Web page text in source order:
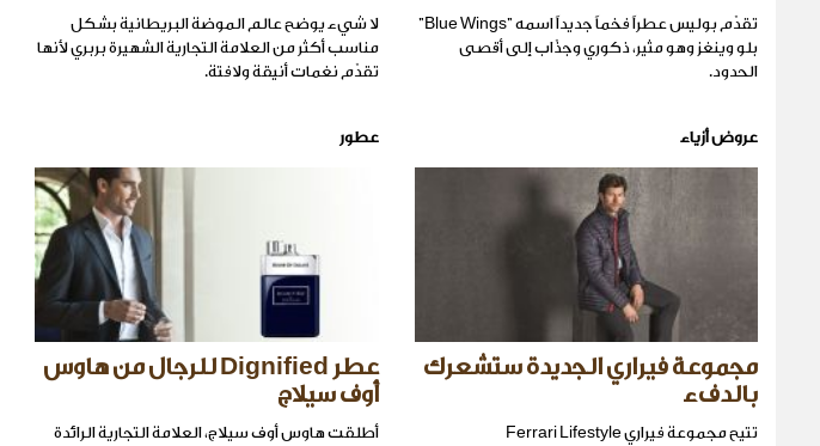
تقدّم بوليس عطراً فخماً جديداً اسمه "Blue Wings"
بلو وينغز وهو مثير، ذكوري وجذّاب إلى أقصى
الحدود.
لا شيء يوضح عالم الموضة البريطانية بشكل
مناسب أكثر من العلامة التجارية الشهيرة بربري لأنها
تقدّم نغمات أنيقة ولافتة.
عروض أزياء
مجموعة فيراري الجديدة ستشعرك
بالدفء
تتيح مجموعة فيراري Ferrari Lifestyle
عطور
عطر Dignified للرجال من هاوس
أوف سيلاج
أطلقت هاوس أوف سيلاج، العلامة التجارية الرائدة